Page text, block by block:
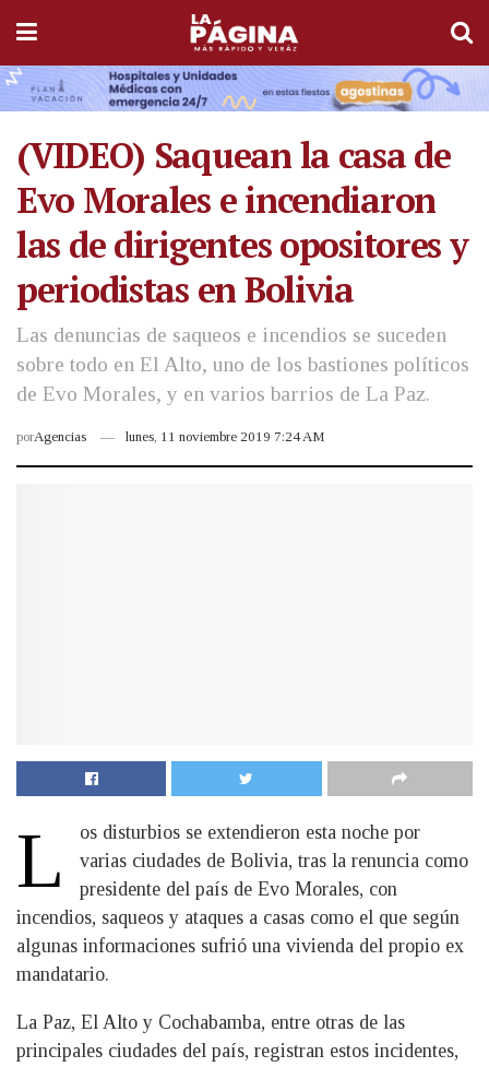
(VIDEO) Saquean la casa de
Evo Morales e incendiaron
las de dirigentes opositores y
periodistas en Bolivia
Las denuncias de saqueos e incendios se suceden
sobre todo en El Alto, uno de los bastiones políticos
de Evo Morales, y en varios barrios de La Paz.
porAgencias lunes, 11 noviembre 2019 7:24 AM
L
os disturbios se extendieron esta noche por
varias ciudades de Bolivia, tras la renuncia como
presidente del país de Evo Morales, con
incendios, saqueos y ataques a casas como el que según
algunas informaciones sufrió una vivienda del propio ex
mandatario.
La Paz, El Alto y Cochabamba, entre otras de las
principales ciudades del país, registran estos incidentes,